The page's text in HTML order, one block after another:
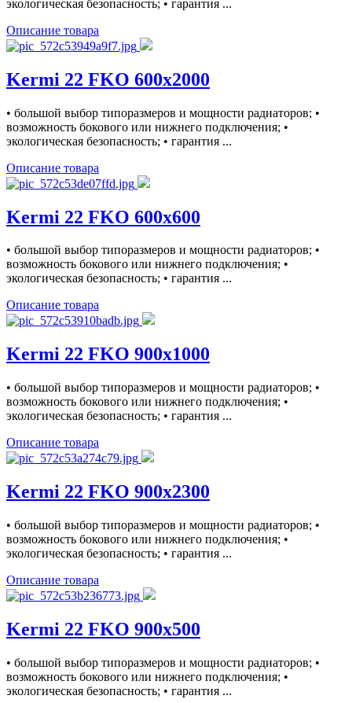
экологическая безопасность; • гарантия ...
Описание товара
Kermi 22 FKO 600x2000
• большой выбор типоразмеров и мощности радиаторов; •
возможность бокового или нижнего подключения; •
экологическая безопасность; • гарантия ...
Описание товара
Kermi 22 FKO 600x600
• большой выбор типоразмеров и мощности радиаторов; •
возможность бокового или нижнего подключения; •
экологическая безопасность; • гарантия ...
Описание товара
Kermi 22 FKO 900x1000
• большой выбор типоразмеров и мощности радиаторов; •
возможность бокового или нижнего подключения; •
экологическая безопасность; • гарантия ...
Описание товара
Kermi 22 FKO 900x2300
• большой выбор типоразмеров и мощности радиаторов; •
возможность бокового или нижнего подключения; •
экологическая безопасность; • гарантия ...
Описание товара
Kermi 22 FKO 900x500
• большой выбор типоразмеров и мощности радиаторов; •
возможность бокового или нижнего подключения; •
экологическая безопасность; • гарантия ...